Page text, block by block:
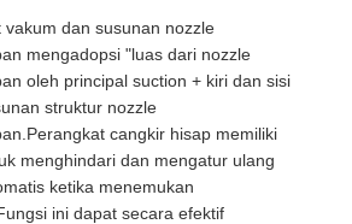
vakum dan susunan nozzle
mengadopsi "luas dari nozzle
oleh principal suction + kiri dan sisi
struktur nozzle
cangkir hisap memiliki
menghindari dan mengatur ulang
ketika menemukan
ini dapat secara efektif